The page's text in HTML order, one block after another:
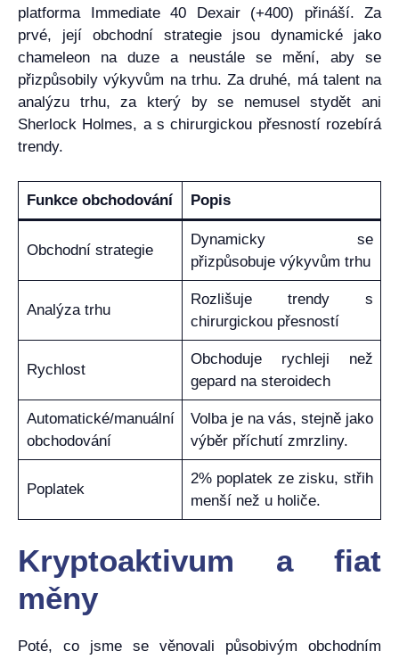
platforma Immediate 40 Dexair (+400) přináší. Za
prvé, její obchodní strategie jsou dynamické jako
chameleon na duze a neustále se mění, aby se
přizpůsobily výkyvům na trhu. Za druhé, má talent na
analýzu trhu, za který by se nemusel stydět ani
Sherlock Holmes, a s chirurgickou přesností rozebírá
trendy.
Funkce obchodování Popis
Obchodní strategie
Dynamicky se
přizpůsobuje výkyvům trhu
Analýza trhu
Rozlišuje trendy s
chirurgickou přesností
Rychlost
Obchoduje rychleji než
gepard na steroidech
Automatické/manuální
obchodování
Volba je na vás, stejně jako
výběr příchutí zmrzliny.
Poplatek
2% poplatek ze zisku, střih
menší než u holiče.
Kryptoaktivum a fiat
měny
Poté, co jsme se věnovali působivým obchodním